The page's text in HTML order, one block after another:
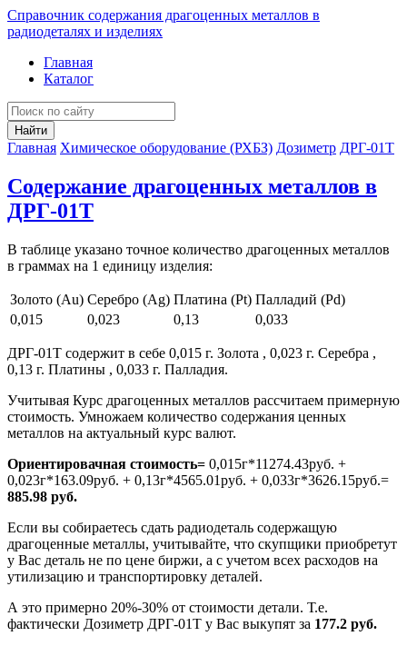
Справочник содержания драгоценных металлов в
радиодеталях и изделиях
Главная
Каталог
Найти
Главная Химическое оборудование (РХБЗ) Дозиметр ДРГ-01Т
Содержание драгоценных металлов в
ДРГ-01Т
В таблице указано точное количество драгоценных металлов
в граммах на 1 единицу изделия:
Золото (Au) Серебро (Ag) Платина (Pt) Палладий (Pd)
0,015
0,023 0,13 0,033
ДРГ-01Т содержит в себе 0,015 г. Золота , 0,023 г. Серебра ,
0,13 г. Платины , 0,033 г. Палладия.
Учитывая Курс драгоценных металлов рассчитаем примерную
стоимость. Умножаем количество содержания ценных
металлов на актуальный курс валют.
Ориентировачная стоимость= 0,015г*11274.43руб. +
0,023г*163.09руб. + 0,13г*4565.01руб. + 0,033г*3626.15руб.=
885.98 руб.
Если вы собираетесь сдать радиодеталь содержащую
драгоценные металлы, учитывайте, что скупщики приобретут
у Вас деталь не по цене биржи, а с учетом всех расходов на
утилизацию и транспортировку деталей.
А это примерно 20%-30% от стоимости детали. Т.е.
фактически Дозиметр ДРГ-01Т у Вас выкупят за 177.2 руб.